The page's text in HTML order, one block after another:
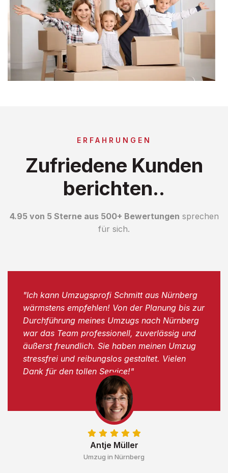
ERFAHRUNGEN
Zufriedene Kunden
berichten..
4.95 von 5 Sterne aus 500+ Bewertungen sprechen
für sich.
Antje Müller
Umzug in Nürnberg
"Ich kann Umzugsprofi Schmitt aus Nürnberg
wärmstens empfehlen! Von der Planung bis zur
Durchführung meines Umzugs nach Nürnberg
war das Team professionell, zuverlässig und
äußerst freundlich. Sie haben meinen Umzug
stressfrei und reibungslos gestaltet. Vielen
Dank für den tollen Service!"